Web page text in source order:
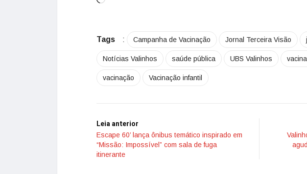
Tags : Campanha de Vacinação Jornal Terceira Visão
Notícias Valinhos saúde pública UBS Valinhos
vacinação Vacinação infantil
Leia anterior
Escape 60’ lança ônibus temático inspirado em
“Missão: Impossível” com sala de fuga
itinerante